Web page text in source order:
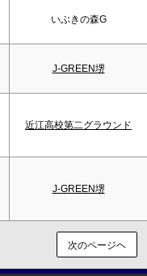
いぶきの森G
J-GREEN堺
近江高校第二グラウンド
J-GREEN堺
次のページヘ